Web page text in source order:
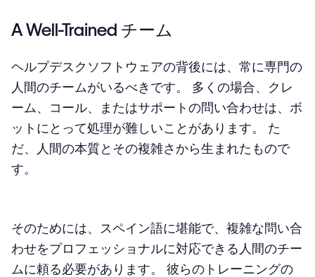
A Well-Trained チーム
ヘルプデスクソフトウェアの背後には、常に専門の
人間のチームがいるべきです。 多くの場合、クレ
ーム、コール、またはサポートの問い合わせは、ボ
ットにとって処理が難しいことがあります。 た
だ、人間の本質とその複雑さから生まれたもので
す。
そのためには、スペイン語に堪能で、複雑な問い合
わせをプロフェッショナルに対応できる人間のチー
ムに頼る必要があります。 彼らのトレーニングの